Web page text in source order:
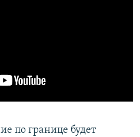
по границе будет